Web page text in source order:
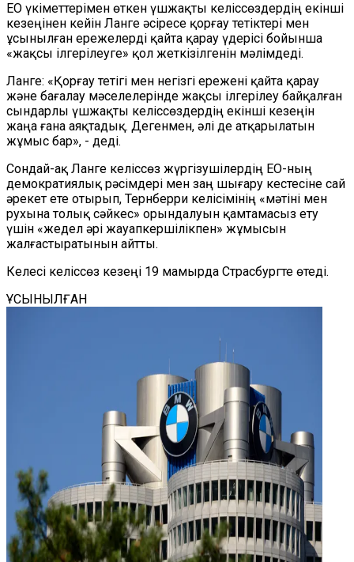
ЕО үкіметтерімен өткен үшжақты келіссөздердің екінші
кезеңінен кейін Ланге әсіресе қорғау тетіктері мен
ұсынылған ережелерді қайта қарау үдерісі бойынша
«жақсы ілгерілеуге» қол жеткізілгенін мәлімдеді.
Ланге: «Қорғау тетігі мен негізгі ережені қайта қарау
және бағалау мәселелерінде жақсы ілгерілеу байқалған
сындарлы үшжақты келіссөздердің екінші кезеңін
жаңа ғана аяқтадық. Дегенмен, әлі де атқарылатын
жұмыс бар», - деді.
Сондай-ақ Ланге келіссөз жүргізушілердің ЕО-ның
демократиялық рәсімдері мен заң шығару кестесіне сай
әрекет ете отырып, Тернберри келісімінің «мәтіні мен
рухына толық сәйкес» орындалуын қамтамасыз ету
үшін «жедел әрі жауапкершілікпен» жұмысын
жалғастыратынын айтты.
Келесі келіссөз кезеңі 19 мамырда Страсбургте өтеді.
ҰСЫНЫЛҒАН